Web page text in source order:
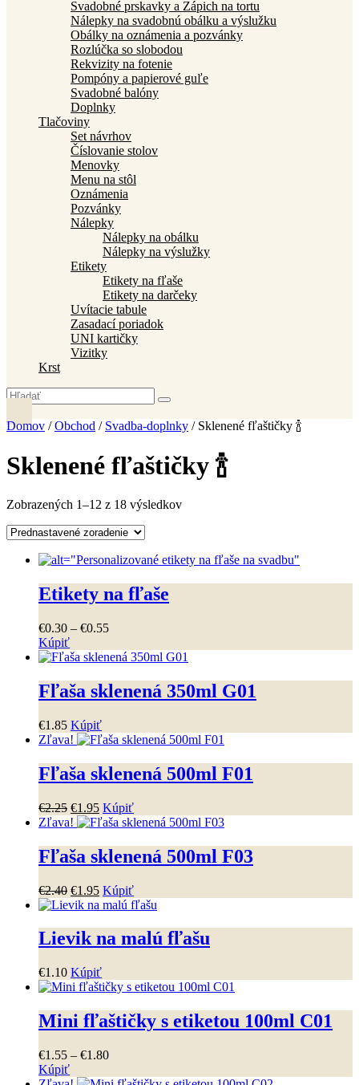
Svadobné prskavky a Zápich na tortu
Nálepky na svadobnú obálku a výslužku
Obálky na oznámenia a pozvánky
Rozlúčka so slobodou
Rekvizity na fotenie
Pompóny a papierové guľe
Svadobné balóny
Doplnky
Tlačoviny
Set návrhov
Číslovanie stolov
Menovky
Menu na stôl
Oznámenia
Pozvánky
Nálepky
Nálepky na obálku
Nálepky na výslužky
Etikety
Etikety na fľaše
Etikety na darčeky
Uvítacie tabule
Zasadací poriadok
UNI kartičky
Vizitky
Krst
Domov /Obchod / Svadba-doplnky / Sklenené fľaštičky 🍾
Sklenené fľaštičky 🍾
Zobrazených 1–12 z 18 výsledkov
Etikety na fľaše
€0.30 – €0.55Price
€0.30
€0.55
Kúpiť
Tento
má
viacero
Možnosti
si
vybrať
na
stránke
produktu.
Fľaša sklenená 350ml G01
€1 .85 Kúpiť
Zľava!
Fľaša sklenená 500ml F01
€2.25 Pôvodná
cena
€2.25.
€1 .95Aktuálna
cena
€1.95.
Kúpiť
Zľava!
Fľaša sklenená 500ml F03
€2.40 Pôvodná
cena
€2.40.
€1 .95Aktuálna
cena
€1. 95.
Kúpiť
Lievik na malú fľašu
€1 .10 Kúpiť
Mini fľaštičky s etiketou 100ml C01
€1 .55 – €1 .80Price
Kúpiť